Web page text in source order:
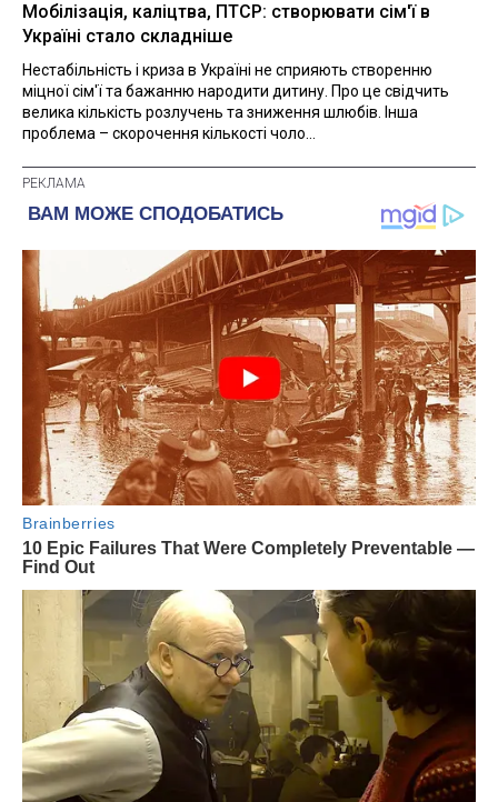
Мобілізація, каліцтва, ПТСР: створювати сім'ї в
Україні стало складніше
Нестабільність і криза в Україні не сприяють створенню
міцної сім'ї та бажанню народити дитину. Про це свідчить
велика кількість розлучень та зниження шлюбів. Інша
проблема – скорочення кількості чоло...